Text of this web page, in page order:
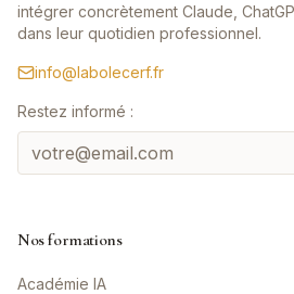
intégrer concrètement Claude,
dans leur quotidien professionnel.
info@labolecerf.fr
Restez informé :
Nos formations
Académie IA